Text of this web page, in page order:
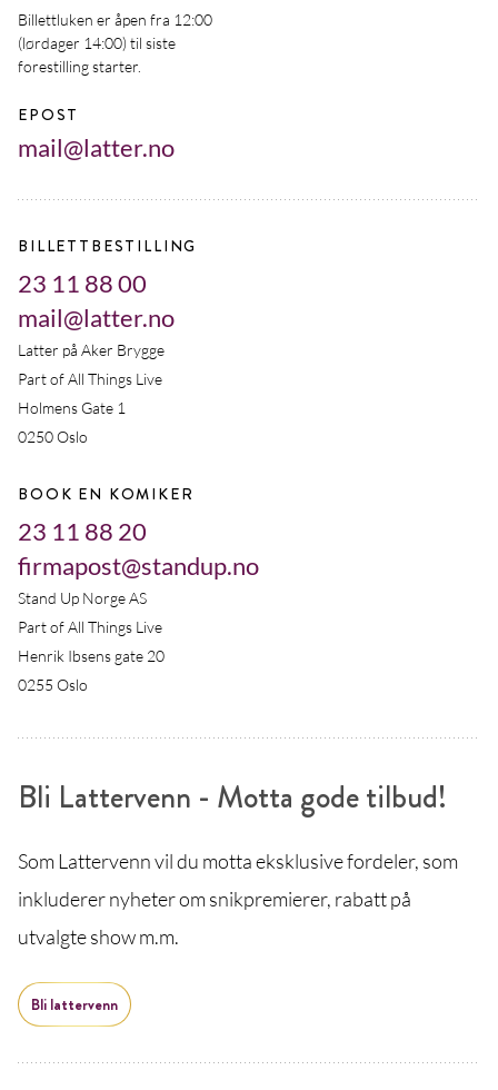
Billettluken er åpen fra 12:00
(lørdager 14:00) til siste
forestilling starter.
EPOST
mail@latter.no
BILLETTBESTILLING
23 11 88 00
mail@latter.no
Latter på Aker Brygge
Part of All Things Live
Holmens Gate 1
0250 Oslo
BOOK EN KOMIKER
23 11 88 20
firmapost@standup.no
Stand Up Norge AS
Part of All Things Live
Henrik Ibsens gate 20
0255 Oslo
Bli Lattervenn - Motta gode tilbud!
Som Lattervenn vil du motta eksklusive fordeler, som
inkluderer nyheter om snikpremierer, rabatt på
utvalgte show m.m.
Bli lattervenn